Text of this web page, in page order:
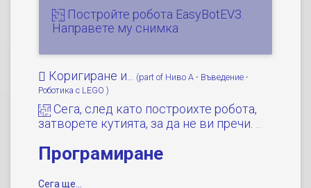
Постройте робота EasyBotEV3.
Направете му снимка
Коригиране и... (part of Ниво A - Въведение -
Роботика с LEGO )
Сега, след като построихте робота,
затворете кутията, за да не ви пречи.
Програмиране
Сега ще...